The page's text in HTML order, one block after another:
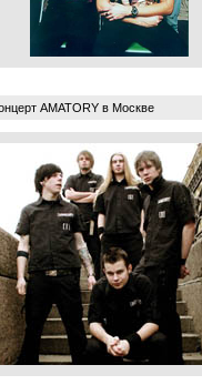
AMATORY в Москве